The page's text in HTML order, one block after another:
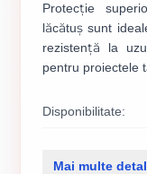
Protecție
lăcătuș sunt
rezistență la
pentru proiectele
Disponibilitate:
Mai multe